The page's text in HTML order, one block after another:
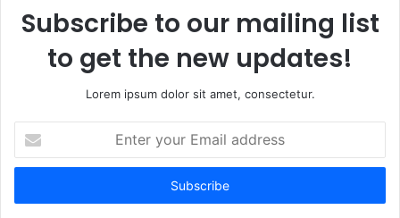
Subscribe to our mailing list
to get the new updates!
Lorem ipsum dolor sit amet, consectetur.
t
r